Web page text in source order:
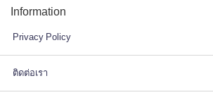
Information
Privacy Policy
ติดต่อเรา